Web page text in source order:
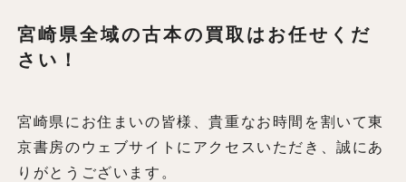
宮崎県全域の古本の買取はお任せくだ
さい！
宮崎県にお住まいの皆様、貴重なお時間を割いて東
京書房のウェブサイトにアクセスいただき、誠にあ
りがとうございます。